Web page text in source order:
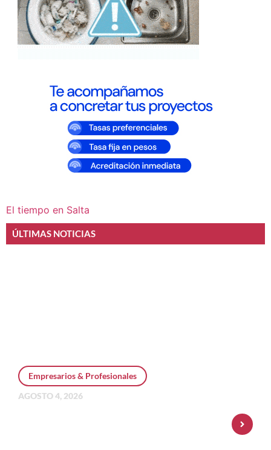
El tiempo en Salta
ÚLTIMAS NOTICIAS
Empresarios & Profesionales
AGOSTO 4, 2026